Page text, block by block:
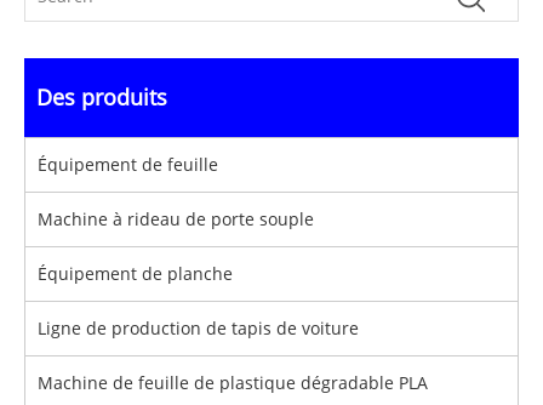
Des produits
Équipement de feuille
Machine à rideau de porte souple
Équipement de planche
Ligne de production de tapis de voiture
Machine de feuille de plastique dégradable PLA